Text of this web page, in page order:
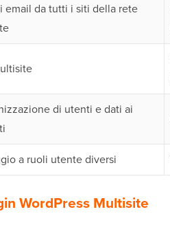
email da tutti i siti della rete
di utenti e dati ai
a ruoli utente diversi
WordPress Multisite